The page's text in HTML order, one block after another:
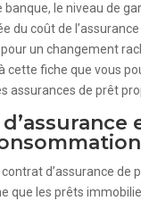
le niveau de
du coût de
un changement
cette fiche que vous
assurances de prêt
d’assurance de
que les prêts